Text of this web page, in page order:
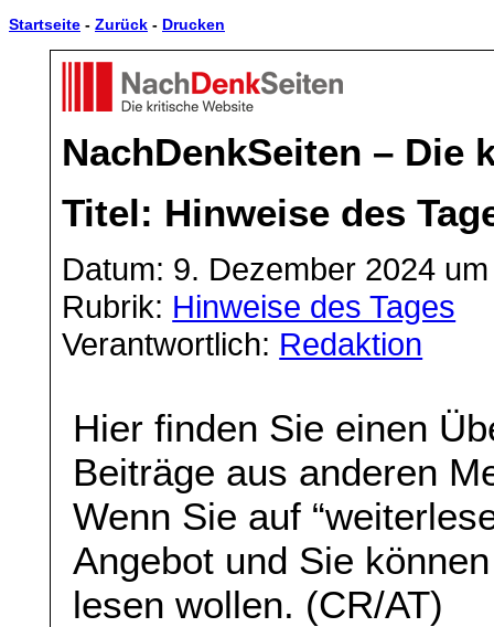
Startseite - Zurück - Drucken
NachDenkSeiten – Die
Titel: Hinweise des
Datum: 9. Dezember 2024
Rubrik: Hinweise des Tages
Verantwortlich: Redaktion
Hier finden Sie einen
Beiträge aus anderen
Wenn Sie auf
Angebot und Sie
lesen wollen. (CR/AT)